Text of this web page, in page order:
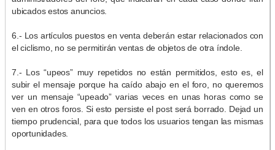
ubicados estos anuncios.
6.- Los artículos puestos en venta deberán estar relacionados con
el ciclismo, no se permitirán ventas de objetos de otra índole.
7.- Los “upeos” muy repetidos no están permitidos, esto es, el
subir el mensaje porque ha caído abajo en el foro, no queremos
ver un mensaje “upeado” varias veces en unas horas como se
ven en otros foros. Si esto persiste el post será borrado. Dejad un
tiempo prudencial, para que todos los usuarios tengan las mismas
oportunidades.